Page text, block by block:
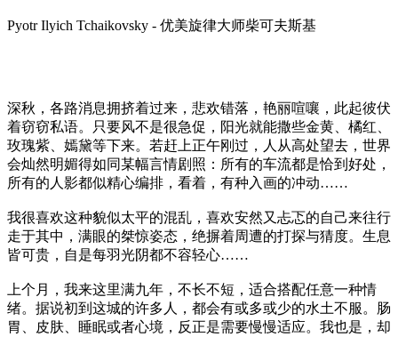
Pyotr Ilyich Tchaikovsky - 优美旋律大师柴可夫斯基
深秋，各路消息拥挤着过来，悲欢错落，艳丽喧嚷，此起彼伏
着窃窃私语。只要风不是很急促，阳光就能撒些金黄、橘红、
玫瑰紫、嫣黛等下来。若赶上正午刚过，人从高处望去，世界
会灿然明媚得如同某幅言情剧照：所有的车流都是恰到好处，
所有的人影都似精心编排，看着，有种入画的冲动……
我很喜欢这种貌似太平的混乱，喜欢安然又忐忑的自己来往行
走于其中，满眼的桀惊姿态，绝摒着周遭的打探与猜度。生息
皆可贵，自是每羽光阴都不容轻心……
上个月，我来这里满九年，不长不短，适合搭配任意一种情
绪。据说初到这城的许多人，都会有或多或少的水土不服。肠
胃、皮肤、睡眠或者心境，反正是需要慢慢适应。我也是，却